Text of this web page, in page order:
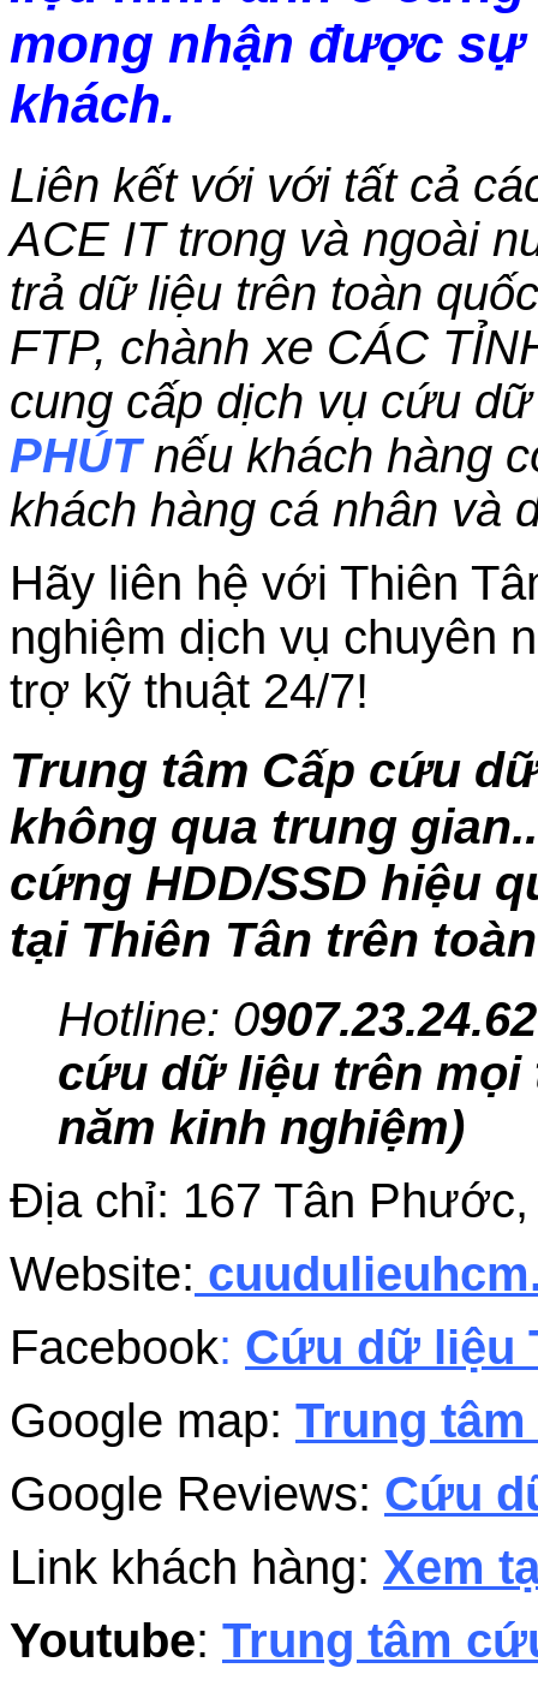
mong nhận được
khách.
Liên kết với với tất cả
ACE IT trong và ngoài
trả dữ liệu trên toàn
FTP, chành xe CÁC
cung cấp dịch vụ cứu
PHÚTnếu khách hàng
khách hàng cá nhân và
Hãy liên hệ với Thiên
nghiệm dịch vụ chuyên
trợ kỹ thuật 24/7!
Trung tâm Cấp cứu
không qua trung
cứng HDD/SSD hiệu
tại Thiên Tân trên
Hotline: 0
cứu dữ liệu trên
năm kinh nghiệm)
Địa chỉ: 167 Tân
Website:
Facebook: Cứu dữ liệu
Google map: Trung
Google Reviews: Cứu
Link khách hàng: Xem
Youtube: Trung tâm